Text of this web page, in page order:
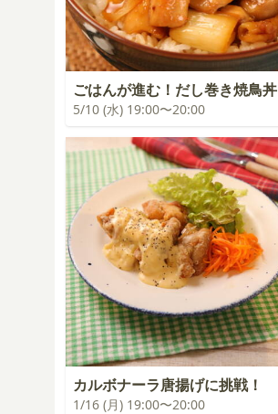
ごはんが進む！だし巻き焼鳥丼
5/10 (水) 19:00〜20:00
カルボナーラ唐揚げに挑戦！
1/16 (月) 19:00〜20:00